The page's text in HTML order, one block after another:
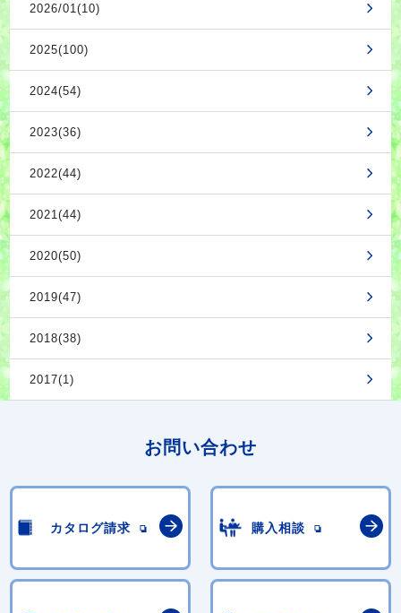
2026/01(10)
2025(100)
2024(54)
2023(36)
2022(44)
2021(44)
2020(50)
2019(47)
2018(38)
2017(1)
お問い合わせ
カタログ請求 購入相談